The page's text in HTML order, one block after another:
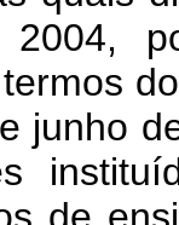
junho